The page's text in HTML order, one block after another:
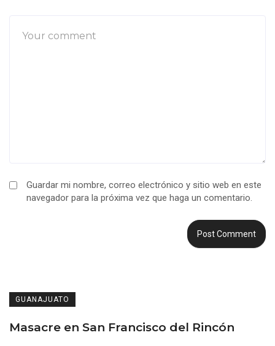
Guardar mi nombre, correo electrónico y sitio web en este
navegador para la próxima vez que haga un comentario.
GUANAJUATO
Masacre en San Francisco del Rincón